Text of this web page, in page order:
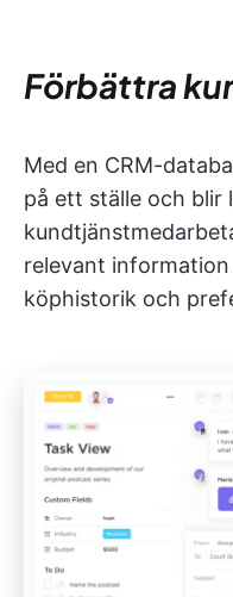
Förbättra
Med en CRM-
på ett ställe och blir
relevant
köphistorik och